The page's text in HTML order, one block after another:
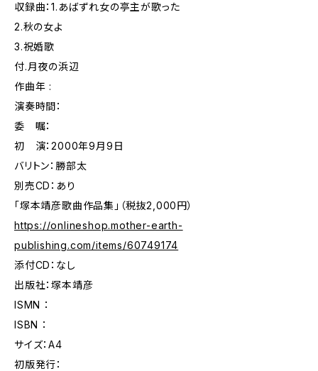
収録曲：1.あばずれ女の亭主が歌った
2.秋の女よ
3.祝婚歌
付.月夜の浜辺
作曲年 :
演奏時間：
委 嘱：
初 演：2000年9月9日
バリトン：勝部太
別売CD：あり
「塚本靖彦歌曲作品集」（税抜2,000円）
https://onlineshop.mother-earth-
publishing.com/items/60749174
添付CD：なし
出版社：塚本靖彦
ISMN ：
ISBN ：
サイズ：A4
初版発行：